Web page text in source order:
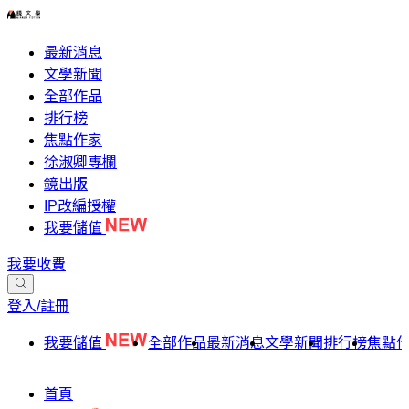
最新消息
文學新聞
全部作品
排行榜
焦點作家
徐淑卿專欄
鏡出版
IP改編授權
我要儲值
我要收費
登入/註冊
我要儲值 全部作品最新消息文學新聞排行榜焦點
首頁